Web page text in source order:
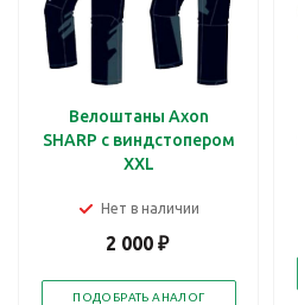
Велоштаны Axon
SHARP с виндстопером
XXL
Нет в наличии
2 000₽
ПОДОБРАТЬ АНАЛОГ